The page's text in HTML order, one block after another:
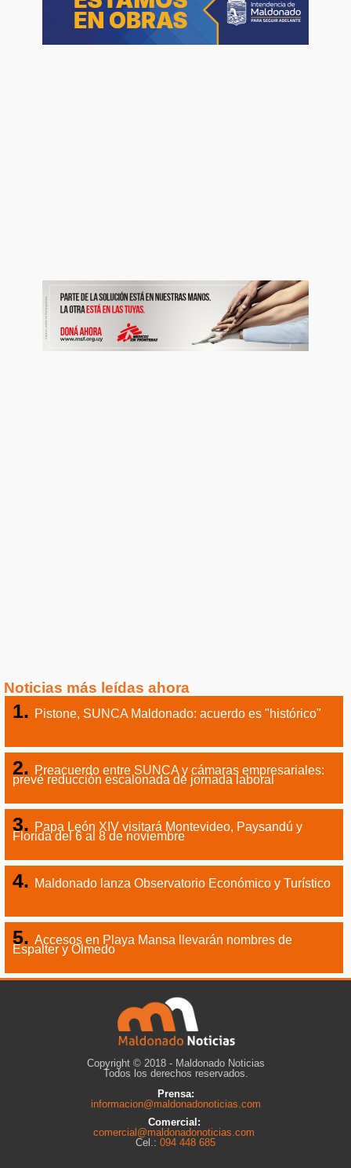
Noticias más leídas ahora
Pistone, SUNCA Maldonado: acuerdo es "histórico"
Preacuerdo entre SUNCA y cámaras empresariales:
prevé reducción escalonada de jornada laboral
Papa León XIV visitará Montevideo, Paysandú y
Florida del 6 al 8 de noviembre
Maldonado lanza Observatorio Económico y Turístico
Accesos en Playa Mansa llevarán nombres de
Espalter y Olmedo
Copyright © 2018 - Maldonado Noticias
Todos los derechos reservados.
Prensa:
informacion@maldonadonoticias.com
Comercial:
comercial@maldonadonoticias.com
Cel.: 094 448 685